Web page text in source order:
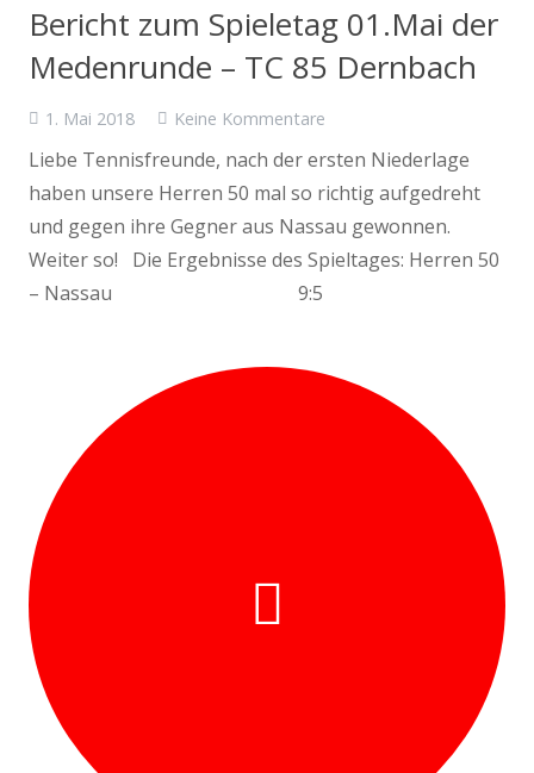
Bericht zum Spieletag 01.Mai der
Medenrunde – TC 85 Dernbach
1. Mai 2018 Keine Kommentare
Liebe Tennisfreunde, nach der ersten Niederlage
haben unsere Herren 50 mal so richtig aufgedreht
und gegen ihre Gegner aus Nassau gewonnen.
Weiter so! Die Ergebnisse des Spieltages: Herren 50
– Nassau 9:5